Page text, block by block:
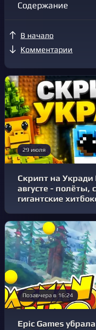
Содержание
В начало
Комментарии
29 июля
Скрипт на Укради
августе - полёты,
гигантские
Позавчера в 16:24
Epic Games